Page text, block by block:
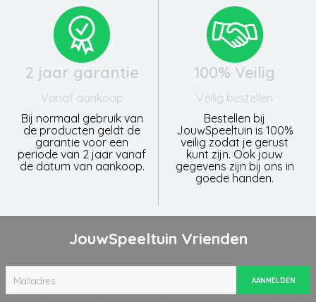
2 jaar garantie
Vanaf aankoop
Bij normaal gebruik van
de producten geldt de
garantie voor een
periode van 2 jaar vanaf
de datum van aankoop.
100% Veilig
Veilig bestellen
Bestellen bij
JouwSpeeltuin is 100%
veilig zodat je gerust
kunt zijn. Ook jouw
gegevens zijn bij ons in
goede handen.
JouwSpeeltuin Vrienden
AANMELDEN